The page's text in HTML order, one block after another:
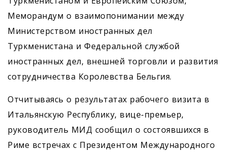
Меморандум о взаимопонимании между
Министерством иностранных дел
Туркменистана и Федеральной службой
иностранных дел, внешней торговли и развития
сотрудничества Королевства Бельгия.
Отчитываясь о результатах рабочего визита в
Итальянскую Республику, вице-премьер,
руководитель МИД сообщил о состоявшихся в
Риме встречах с Президентом Международного